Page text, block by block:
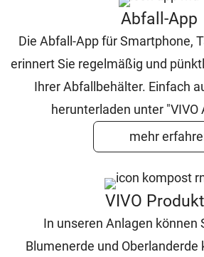
Abfall-App
Die Abfall-App für Smartphone,
erinnert Sie regelmäßig und
Ihrer Abfallbehälter. Einfach
herunterladen unter "VIVO
mehr
VIVO
In unseren Anlagen können
Blumenerde und Oberlanderde